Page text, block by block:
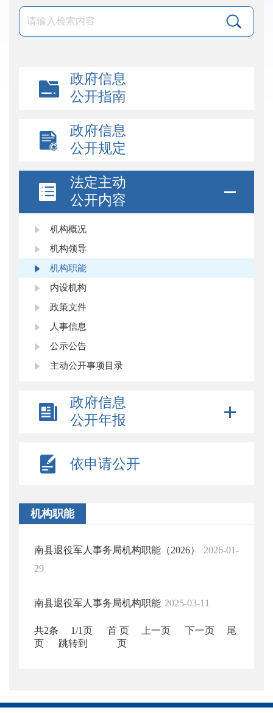
政府信息
公开指南
政府信息
公开规定
法定主动
公开内容
机构概况
机构领导
机构职能
内设机构
政策文件
人事信息
公示公告
主动公开事项目录
政府信息
公开年报
依申请公开
机构职能
南县退役军人事务局机构职能（2026）
2026-01-
29
南县退役军人事务局机构职能 2025-03-11
共2条 1/1页 首 页 上一页 下一页
尾
页
跳转到 页